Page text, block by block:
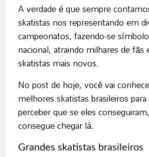
A verdade é que sempre
skatistas nos representando em
campeonatos, fazendo-se
nacional, atraindo milhares de fãs
skatistas mais novos.
No post de hoje, você vai
melhores skatistas brasileiros
perceber que se eles
consegue chegar lá.
Grandes skatistas brasileiros